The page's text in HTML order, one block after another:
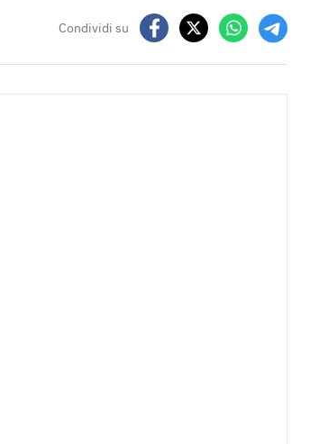
Condividi su